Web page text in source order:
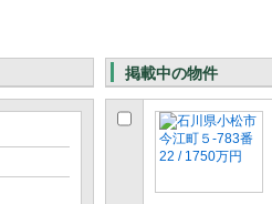
掲載中の物件